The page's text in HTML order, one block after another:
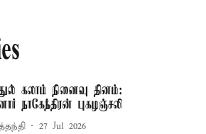
கலாம் நினைவு தினம்:
நாகேந்திரன் புகழஞ்சலி
27 Jul 2026